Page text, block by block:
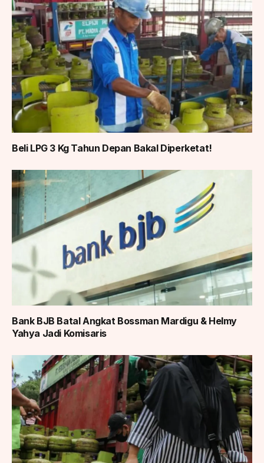
Beli LPG 3 Kg Tahun Depan Bakal Diperketat!
Bank BJB Batal Angkat Bossman Mardigu & Helmy
Yahya Jadi Komisaris